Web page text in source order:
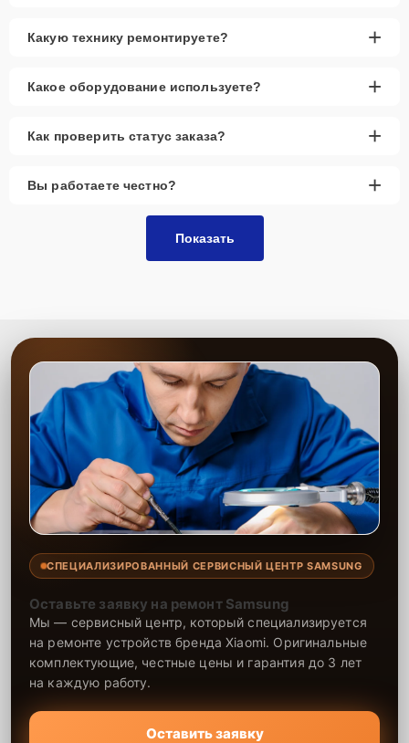
Какую технику ремонтируете? +
Какое оборудование используете? +
Как проверить статус заказа? +
Вы работаете честно? +
Показать
СПЕЦИАЛИЗИРОВАННЫЙ СЕРВИСНЫЙ ЦЕНТР SAMSUNG
Оставьте заявку на ремонт Samsung
Мы — сервисный центр, который специализируется
на ремонте устройств бренда Xiaomi. Оригинальные
комплектующие, честные цены и гарантия до 3 лет
на каждую работу.
Оставить заявку